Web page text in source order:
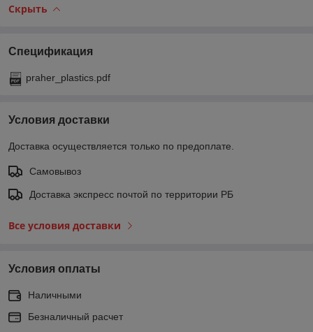
Скрыть
Спецификация
praher_plastics.pdf
Условия доставки
Доставка осуществляется только по предоплате.
Самовывоз
Доставка экспресс почтой по территории РБ
Все условия доставки
Условия оплаты
Наличными
Безналичный расчет